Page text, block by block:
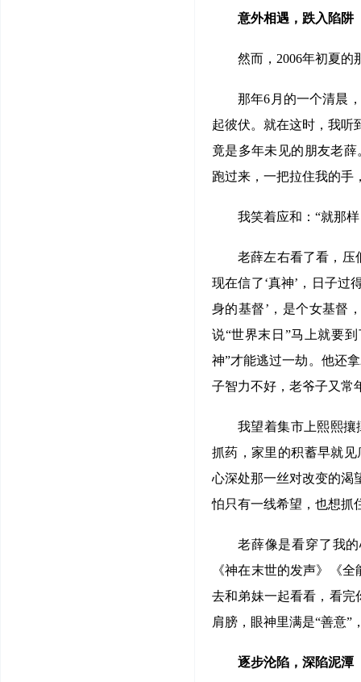
意外相遇，跌入陷阱
然而，2006年初夏的
那年6月的一个清晨
起彼伏。就在这时，我听
竟是多年未见的朋友老
跑过来，一把拉住我的手
我笑着应和：“就那
老薛左右看了看，压
现在信了‘真神’，日子过
身的基督’，是个女基督
说“世界末日”马上就要
神”才能逃过一劫。他还
子智力不好，老爷子又常
我望着集市上熙熙
抓药，家里的积蓄早就
心深处那一丝对改变的渴
怕只有一线希望，也想抓
老薛像是看穿了我
《神在末世的发声》《
去和弟妹一起看看，看完
肩膀，眼神里满是“善意”
逐步沦陷，深陷泥潭